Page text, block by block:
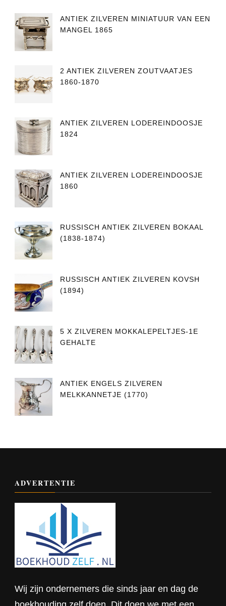
ANTIEK ZILVEREN MINIATUUR VAN EEN
MANGEL 1865
2 ANTIEK ZILVEREN ZOUTVAATJES
1860-1870
ANTIEK ZILVEREN LODEREINDOOSJE
1824
ANTIEK ZILVEREN LODEREINDOOSJE
1860
RUSSISCH ANTIEK ZILVEREN BOKAAL
(1838-1874)
RUSSISCH ANTIEK ZILVEREN KOVSH
(1894)
5 X ZILVEREN MOKKALEPELTJES-1E
GEHALTE
ANTIEK ENGELS ZILVEREN
MELKKANNETJE (1770)
ADVERTENTIE
Wij zijn ondernemers die sinds jaar en dag de